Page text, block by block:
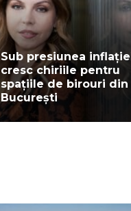
Sub presiunea
cresc chiriile pentru
spațiile de birouri din
București